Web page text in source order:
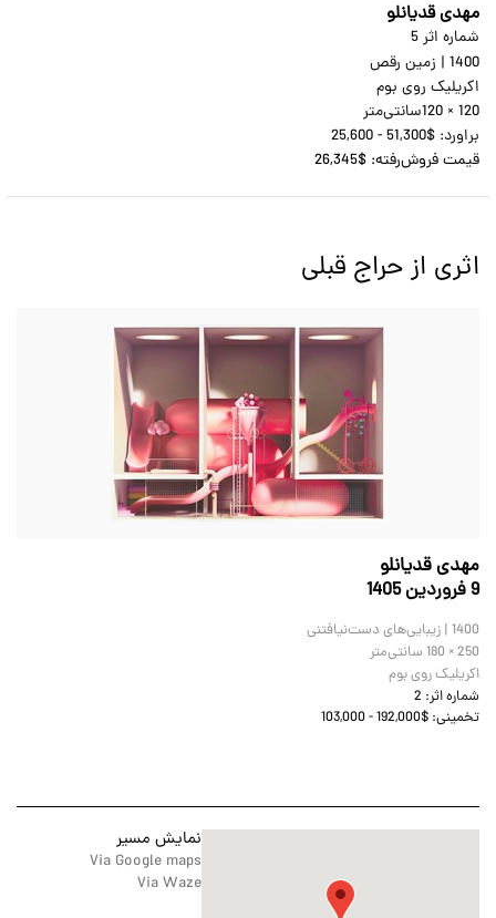
مهدی قدیانلو
شماره اثر 5
1400
| زمین رقص
اکریلیک روی بوم
120 × 120سانتی‌متر
براورد: 25,600 - 51,300$
قیمت فروش‌رفته: 26,345$
اثری از حراج قبلی
مهدی قدیانلو
9 فروردين 1405
1400 | زیبایی‌های دست‌نیافتنی
180 × 250 سانتی‌متر
اکریلیک روی بوم
شماره اثر: 2
تخمینی: 103,000 - 192,000$
نمایش مسیر
Via Google maps
Via Waze